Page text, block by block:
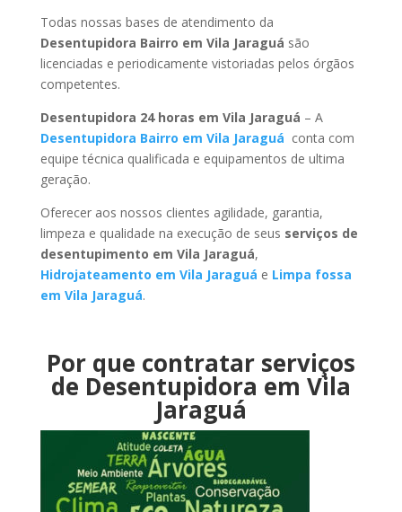
Todas nossas bases de atendimento da
Desentupidora Bairro em Vila Jaraguá são
licenciadas e periodicamente vistoriadas pelos órgãos
competentes.
Desentupidora 24 horas em Vila Jaraguá – A
Desentupidora Bairro em Vila Jaraguá conta com
equipe técnica qualificada e equipamentos de ultima
geração.
Oferecer aos nossos clientes agilidade, garantia,
limpeza e qualidade na execução de seus serviços de
desentupimento em Vila Jaraguá,
Hidrojateamento em Vila Jaraguá e Limpa fossa
em Vila Jaraguá.
Por que contratar serviços
de Desentupidora em Vila
Jaraguá